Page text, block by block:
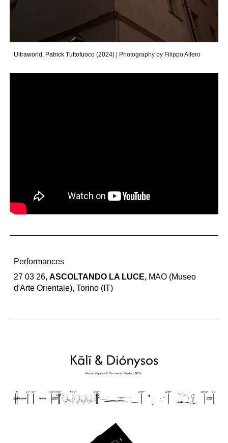
Ultraworld , Patrick Tuttofuoco (2024) Photography by Filippo Alfero
Performances
27 03 26,ASCOLTANDO LA LUCE, MAO (Museo
d'Arte Orientale), Torino (IT)